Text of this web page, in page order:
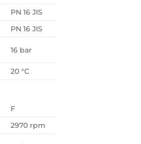
PN 16 JIS
PN 16 JIS
16 bar
20 °C
F
2970 rpm